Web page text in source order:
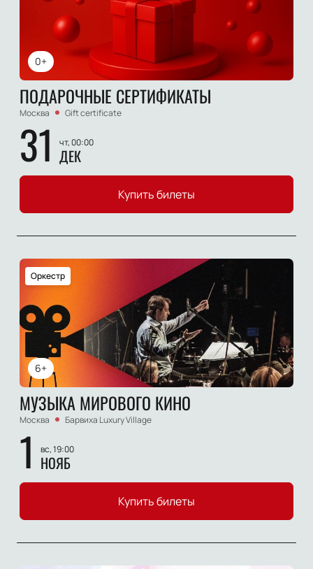
0+
ПОДАРОЧНЫЕ СЕРТИФИКАТЫ
Москва Gift certificate
31 чт, 00:00
ДЕК
Купить билеты
6+
Оркестр
МУЗЫКА МИРОВОГО КИНО
Москва Барвиха Luxury Village
1 вс, 19:00
НОЯБ
Купить билеты